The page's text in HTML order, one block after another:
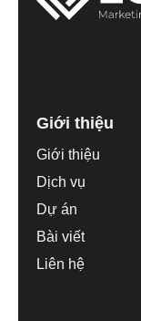
Giới thiệu
Giới thiệu
Dịch vụ
Dự án
Bài viết
Liên hệ